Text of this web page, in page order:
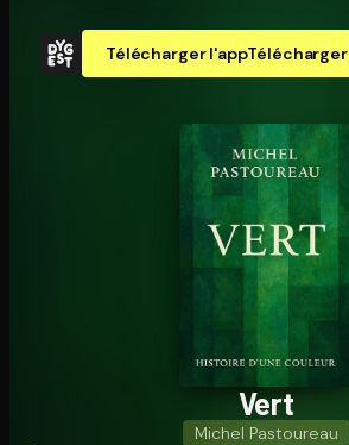
Télécharger l'appTélécharger
Vert
Michel Pastoureau